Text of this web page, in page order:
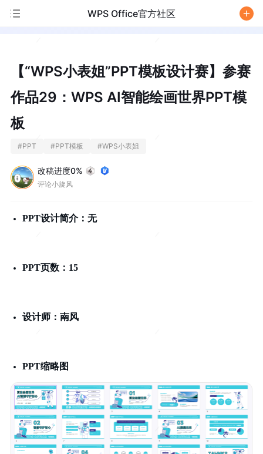
WPS Office官方社区
【“WPS小表姐”PPT模板设计赛】参赛
作品29：WPS AI智能绘画世界PPT模
板
#PPT #PPT模板 #WPS小表姐
改稿进度0%
评论小旋风
PPT设计简介：无
PPT页数：15
设计师：南风
PPT缩略图